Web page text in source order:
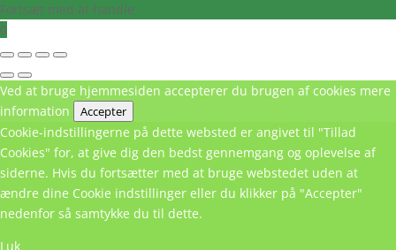
Fortsæt med at handle
0
Ved at bruge hjemmesiden accepterer du brugen af cookies mere
information
Accepter
Cookie-indstillingerne på dette websted er angivet til "Tillad
Cookies" for, at give dig den bedst gennemgang og oplevelse af
siderne. Hvis du fortsætter med at bruge webstedet uden at
ændre dine Cookie indstillinger eller du klikker på "Accepter"
nedenfor så samtykke du til dette.
Luk